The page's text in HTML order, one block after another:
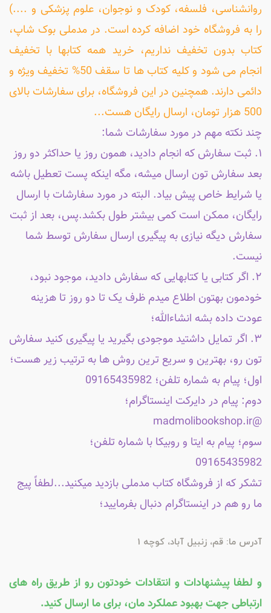
روانشناسی، فلسفه، کودک و نوجوان، علوم پزشکی و ....)
را به فروشگاه خود اضافه کرده است. در مدملی بوک شاپ،
کتاب بدون تخفیف نداریم، خرید همه کتابها با تخفیف
انجام می شود و کلیه کتاب ها تا سقف 50% تخفیف ویژه و
دائمی دارند. همچنین در این فروشگاه، برای سفارشات بالای
500 هزار تومان، ارسال رایگان هست...
چند نکته مهم در مورد سفارشات شما:
۱. ثبت سفارش که انجام دادید، همون روز یا حداکثر دو روز
بعد سفارش تون ارسال میشه، مگه اینکه پست تعطیل باشه
یا شرایط خاص پیش بیاد. البته در مورد سفارشات با ارسال
رایگان، ممکن است کمی بیشتر طول بکشد.پس، بعد از ثبت
سفارش دیگه نیازی به پیگیری ارسال سفارش توسط شما
نیست.
۲. اگر کتابی یا کتابهایی که سفارش دادید، موجود نبود،
خودمون بهتون اطلاع میدم ظرف یک تا دو روز تا هزینه
عودت داده بشه انشاءالله؛
۳. اگر تمایل داشتید موجودی بگیرید یا پیگیری کنید سفارش
تون رو، بهترین و سریع ترین روش ها به ترتیب زیر هست؛
اول؛ پیام به شماره تلفن؛ 09165435982
دوم: پیام در دایرکت اینستاگرام؛
@madmolibookshop.ir
سوم؛ پیام به ایتا و روبیکا با شماره تلفن؛
09165435982
تشکر که از فروشگاه کتاب مدملی بازدید میکنید...لطفاً پیج
ما رو هم در اینستاگرام دنبال بفرمایید؛
آدرس ما: قم، زنبیل آباد، کوچه 1
و لطفا پیشنهادات و انتقادات خودتون رو از طریق راه های
ارتباطی جهت بهبود عملکرد مان، برای ما ارسال کنید.